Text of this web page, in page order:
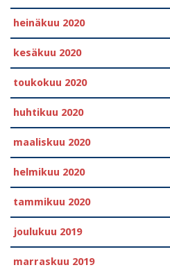
heinäkuu 2020
kesäkuu 2020
toukokuu 2020
huhtikuu 2020
maaliskuu 2020
helmikuu 2020
tammikuu 2020
joulukuu 2019
marraskuu 2019